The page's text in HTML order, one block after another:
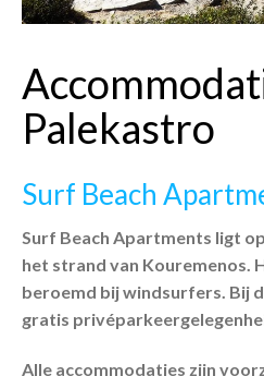
Palekastro
Surf Beach
Surf Beach Apartments ligt
het strand van Kouremenos.
beroemd bij windsurfers. Bij
gratis
Alle accommodaties zijn